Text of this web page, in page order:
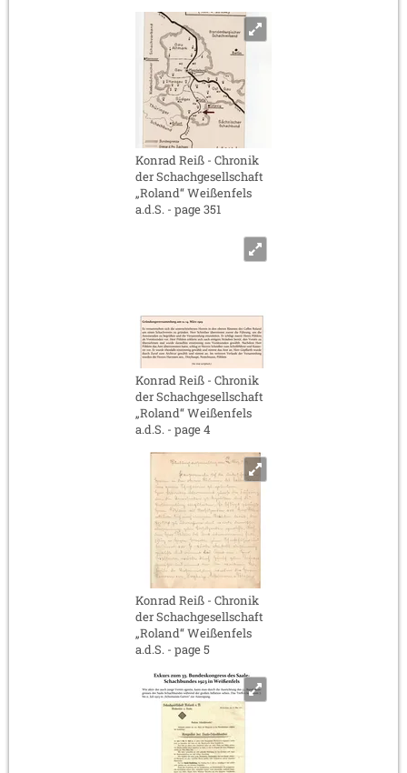
Konrad Reiß - Chronik
der Schachgesellschaft
„Roland“ Weißenfels
a.d.S. - page 351
Konrad Reiß - Chronik
der Schachgesellschaft
„Roland“ Weißenfels
a.d.S. - page 4
Konrad Reiß - Chronik
der Schachgesellschaft
„Roland“ Weißenfels
a.d.S. - page 5